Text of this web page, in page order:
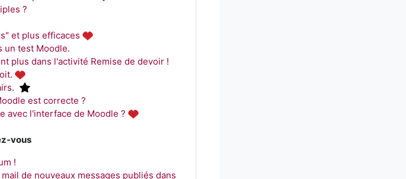
?
et plus efficaces
un test Moodle.
plus dans l'activité Remise de devoir !
.
est correcte ?
avec l'interface de Moodle ?
vous
!
de nouveaux messages publiés dans